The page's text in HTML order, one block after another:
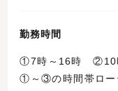
勤務時間
①7時～16時 ②10
①～③の時間帯ロー